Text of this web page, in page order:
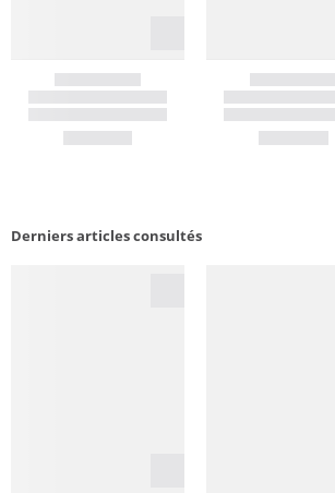
Derniers articles consultés